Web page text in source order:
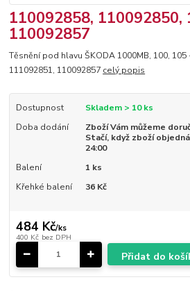
110092858, 110092850,
110092857
Těsnění pod hlavu ŠKODA 1000MB, 100, 105
111092851, 110092857 celý popis
Dostupnost
Skladem > 10 ks
Doba dodání
Zboží Vám můžeme
Stačí, když zboží
24:00
Balení
1 ks
Křehké balení
36 Kč
484 Kč/ks
400 Kč bez DPH
Přidat do